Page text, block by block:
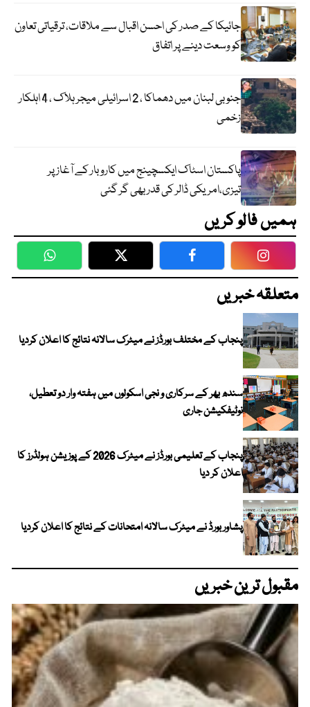
جائیکا کے صدر کی احسن اقبال سے ملاقات، ترقیاتی تعاون
کو وسعت دینے پر اتفاق
جنوبی لبنان میں دھماکا ، 2 اسرائیلی میجر ہلاک ، 4 اہلکار
زخمی
پاکستان اسٹاک ایکسچینج میں کاروبار کے آغاز پر
تیزی،امریکی ڈالر کی قدر بھی گر گئی
ہمیں فالو کریں
WhatsApp Twitter Facebook
متعلقہ خبریں
پنجاب کے مختلف بورڈز نے میٹرک سالانہ نتائج کا اعلان کردیا
سندھ بھر کے سرکاری و نجی اسکولوں میں ہفتہ وار دو تعطیل،
نوٹیفکیشن جاری
پنجاب کے تعلیمی بورڈز نے میٹرک 2026 کے پوزیشن ہولڈرز کا
اعلان کر دیا
پشاور بورڈ نے میٹرک سالانہ امتحانات کے نتائج کا اعلان کردیا
مقبول ترین خبریں